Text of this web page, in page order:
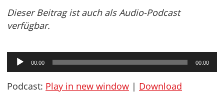
Dieser Beitrag ist auch als Audio-Podcast
verfügbar.
Audio-
Player
00:00 00:00
Podcast: Play in new window | Download